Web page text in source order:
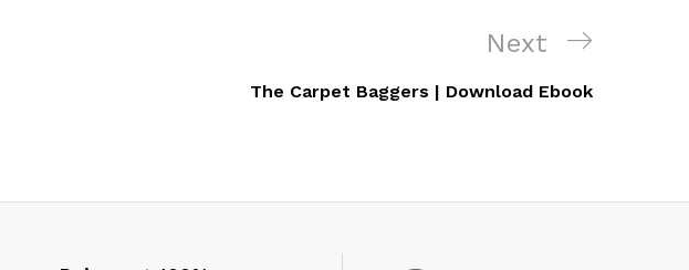
Next
Post
Next
The Carpet Baggers | Download Ebook